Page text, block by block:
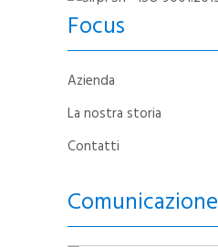
Focus
Azienda
La nostra storia
Contatti
Comunicazione